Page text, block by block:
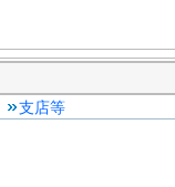
支店等